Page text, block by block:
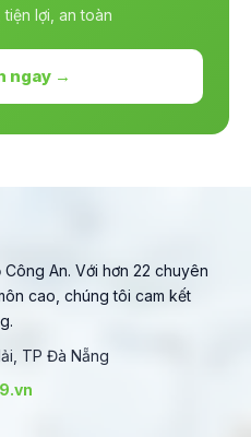
lợi, an toàn
ngay →
An. Với hơn 22 chuyên
cao, chúng tôi cam kết
TP Đà Nẵng